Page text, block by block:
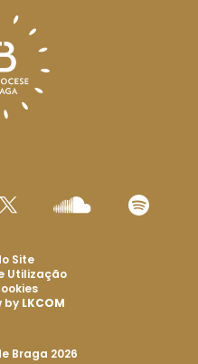
Braga 2026
Site
Utilização
by LKCOM